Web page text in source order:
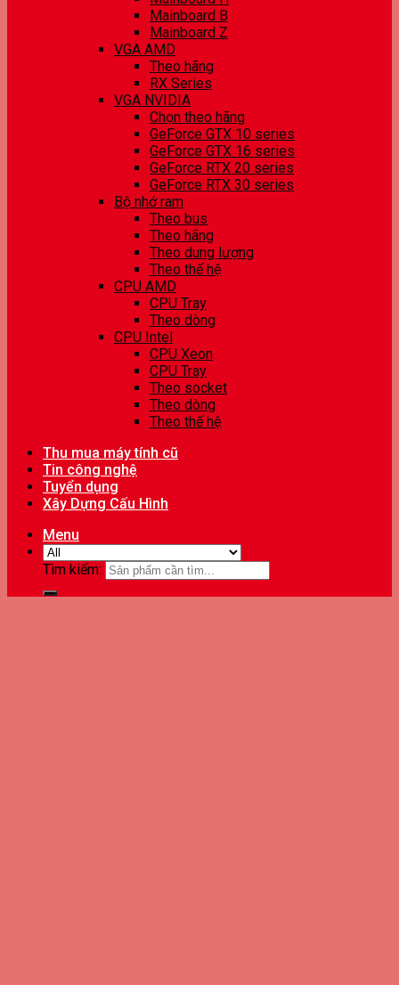
Mainboard B
Mainboard Z
VGA AMD
Theo hãng
RX Series
VGA NVIDIA
Chọn theo hãng
GeForce GTX 10 series
GeForce GTX 16 series
GeForce RTX 20 series
GeForce RTX 30 series
Bộ nhớ ram
Theo bus
Theo hãng
Theo dung lượng
Theo thế hệ
CPU AMD
CPU Tray
Theo dòng
CPU Intel
CPU Xeon
CPU Tray
Theo socket
Theo dòng
Theo thế hệ
Thu mua máy tính cũ
Tin công nghệ
Tuyển dụng
Xây Dựng Cấu Hình
Menu
Tìm kiếm: